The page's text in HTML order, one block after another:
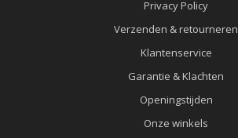
Privacy Policy
Verzenden & retourneren
Klantenservice
Garantie & Klachten
Openingstijden
Onze winkels